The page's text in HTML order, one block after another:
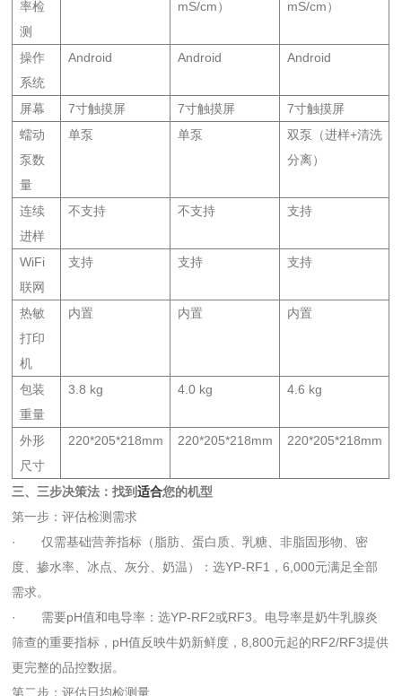
率检
测
mS/cm）
mS/cm）
操作
系统
Android Android Android
屏幕 7寸触摸屏 7寸触摸屏
7寸触摸屏
蠕动
泵数
量
单泵 单泵
双泵（进样+清洗
分离）
连续
进样
不支持 不支持 支持
WiFi
联网
支持 支持 支持
热敏
打印
机
内置 内置 内置
包装
重量
3.8 kg 4.0 kg 4.6 kg
外形
尺寸
220*205*218mm 220*205*218mm 220*205*218mm
三、三步决策法：找到适合您的机型
第一步：评估检测需求
· 仅需基础营养指标（脂肪、蛋白质、乳糖、非脂固形物、密
度、掺水率、冰点、灰分、奶温）：选YP-RF1，6,000元满足全部
需求。
· 需要pH值和电导率：选YP-RF2或RF3。电导率是奶牛乳腺炎
筛查的重要指标，pH值反映牛奶新鲜度，8,800元起的RF2/RF3提供
更完整的品控数据。
第二步：评估日均检测量